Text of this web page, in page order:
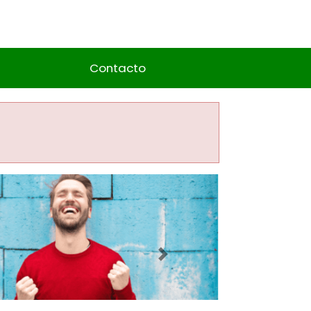
Contacto
Imagen siguiente